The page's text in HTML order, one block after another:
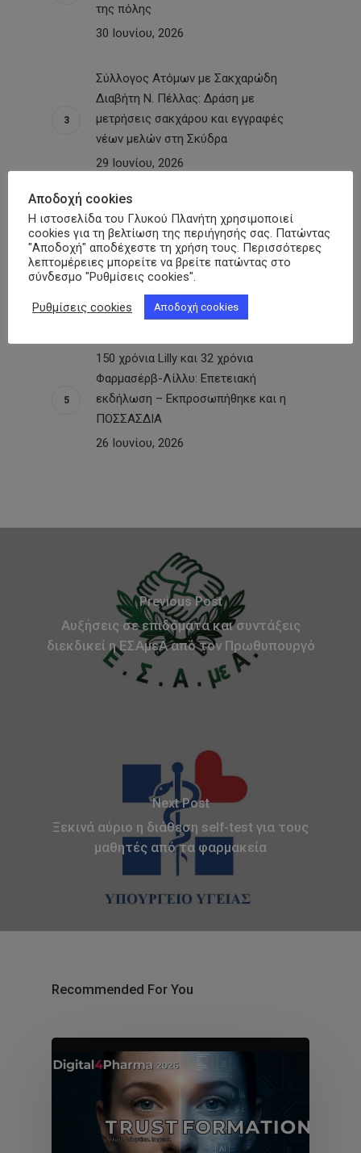
της πόλης
30 Ιουνίου, 2026
Σύλλογος Ατόμων με Σακχαρώδη
Διαβήτη Ν. Πέλλας: Δράση με
μετρήσεις σακχάρου και εγγραφές
νέων μελών στη Σκύδρα
29 Ιουνίου, 2026
Ικαρία – «Γλυκιά Διάδραση»:
Παρακαταθήκη για τα ακριτικά νησιά η
επιστημονική ημερίδα για τον
Σακχαρώδη Διαβήτη υπό την αιγίδα
29 Ιουνίου, 2026
150 χρόνια Lilly και 32 χρόνια
Φαρμασέρβ-Λίλλυ: Eπετειακή
εκδήλωση – Εκπροσωπήθηκε και η
ΠΟΣΣΑΣΔΙΑ
26 Ιουνίου, 2026
Previous Post
Αυξήσεις σε επιδόματα και συντάξεις
διεκδικεί η ΕΣΑμεΑ από τον Πρωθυπουργό
Next Post
Ξεκινά αύριο η διάθεση self-test για τους
μαθητές από τα φαρμακεία
Recommended For You
Αποδοχή cookies
Η ιστοσελίδα του Γλυκού Πλανήτη χρησιμοποιεί
cookies για τη βελτίωση της περιήγησής σας. Πατώντας
"Αποδοχή" αποδέχεστε τη χρήση τους. Περισσότερες
λεπτομέρειες μπορείτε να βρείτε πατώντας στο
σύνδεσμο "Ρυθμίσεις cookies".
Ρυθμίσεις cookies Αποδοχή cookies